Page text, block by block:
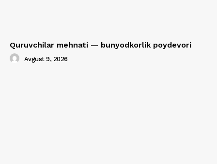
Quruvchilar mehnati — bunyodkorlik poydevori
Avgust 9, 2026